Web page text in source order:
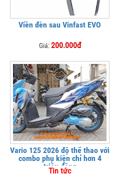
Viền đèn sau Vinfast EVO
Giá:200.000đ
Vario 125 2026 độ thể thao với
combo phụ kiện chỉ hơn 4
triệu đồng
Tin tức